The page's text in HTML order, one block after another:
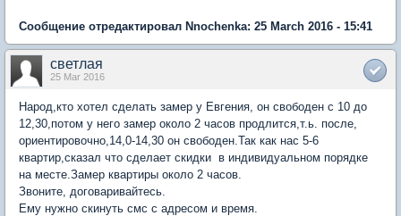
Сообщение отредактировал Nnochenka: 25 March 2016 - 15:41
светлая
25 Mar 2016
Народ,кто хотел сделать замер у Евгения, он свободен с 10 до
12,30,потом у него замер около 2 часов продлится,т.ь. после,
ориентировочно,14,0-14,30 он свободен.Так как нас 5-6
квартир,сказал что сделает скидки в индивидуальном порядке
на месте.Замер квартиры около 2 часов.
Звоните, договаривайтесь.
Ему нужно скинуть смс с адресом и время.